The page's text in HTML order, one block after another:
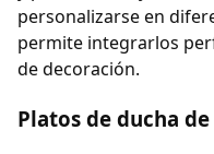
personalizarse en
permite integrarlos
de decoración.
Platos de ducha